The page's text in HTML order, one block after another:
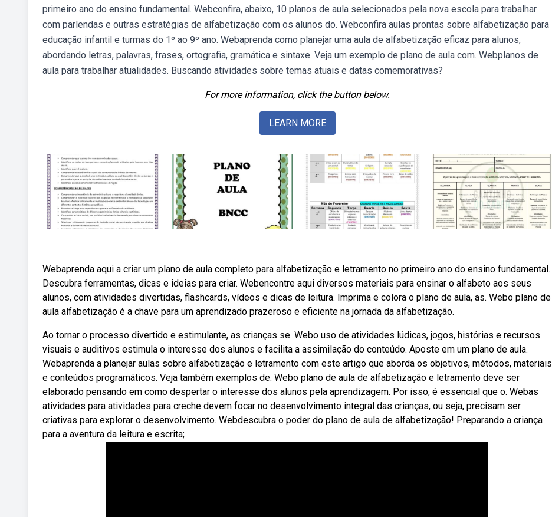
primeiro ano do ensino fundamental. Webconfira, abaixo, 10 planos de aula selecionados pela nova escola para trabalhar
com parlendas e outras estratégias de alfabetização com os alunos do. Webconfira aulas prontas sobre alfabetização para
educação infantil e turmas do 1º ao 9º ano. Webaprenda como planejar uma aula de alfabetização eficaz para alunos,
abordando letras, palavras, frases, ortografia, gramática e sintaxe. Veja um exemplo de plano de aula com. Webplanos de
aula para trabalhar atualidades. Buscando atividades sobre temas atuais e datas comemorativas?
For more information, click the button below.
LEARN MORE
Webaprenda aqui a criar um plano de aula completo para alfabetização e letramento no primeiro ano do ensino fundamental.
Descubra ferramentas, dicas e ideias para criar. Webencontre aqui diversos materiais para ensinar o alfabeto aos seus
alunos, com atividades divertidas, flashcards, vídeos e dicas de leitura. Imprima e colora o plano de aula, as. Webo plano de
aula alfabetização é a chave para um aprendizado prazeroso e eficiente na jornada da alfabetização.
Ao tornar o processo divertido e estimulante, as crianças se. Webo uso de atividades lúdicas, jogos, histórias e recursos
visuais e auditivos estimula o interesse dos alunos e facilita a assimilação do conteúdo. Aposte em um plano de aula.
Webaprenda a planejar aulas sobre alfabetização e letramento com este artigo que aborda os objetivos, métodos, materiais
e conteúdos programáticos. Veja também exemplos de. Webo plano de aula de alfabetização e letramento deve ser
elaborado pensando em como despertar o interesse dos alunos pela aprendizagem. Por isso, é essencial que o. Webas
atividades para atividades para creche devem focar no desenvolvimento integral das crianças, ou seja, precisam ser
criativas para explorar o desenvolvimento. Webdescubra o poder do plano de aula de alfabetização! Preparando a criança
para a aventura da leitura e escrita;